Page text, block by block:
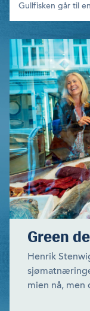
Gullfisken går til
Green
Henrik
mien nå, men